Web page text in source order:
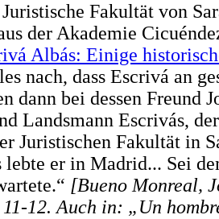
Fakultät von
der Akademie
Albás: Einige
nach, dass Escrivá an
bei dessen Freund
Landsmann Escrivás,
Juristischen Fakultät in
er in Madrid... Sei
[Bueno Monreal,
12. Auch in: „Un